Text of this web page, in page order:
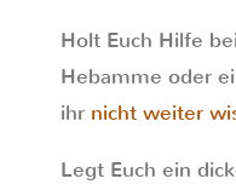
Holt Euch Hilfe
Hebamme oder
ihr nicht weiter
Legt Euch ein